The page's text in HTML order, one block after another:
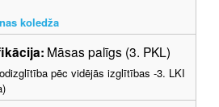
koledža
Māsas palīgs (3. PKL)
pēc vidējās izglītības -3. LKI